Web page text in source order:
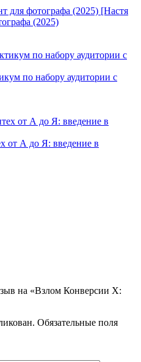
[Настя
(2025)
по набору аудитории с
от А до Я: введение в
на «Взлом Конверсии Х:
Обязательные поля